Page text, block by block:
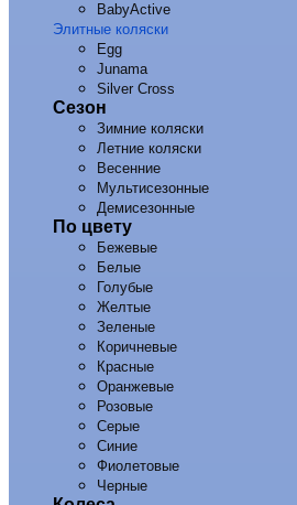
BabyActive
Элитные коляски
Egg
Junama
Silver Cross
Сезон
Зимние коляски
Летние коляски
Весенние
Мультисезонные
Демисезонные
По цвету
Бежевые
Белые
Голубые
Желтые
Зеленые
Коричневые
Красные
Оранжевые
Розовые
Серые
Синие
Фиолетовые
Черные